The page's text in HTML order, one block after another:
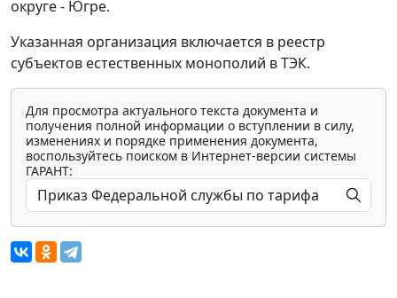
округе - Югре.
Указанная организация включается в реестр
субъектов естественных монополий в ТЭК.
Для просмотра актуального текста документа и
получения полной информации о вступлении в силу,
изменениях и порядке применения документа,
воспользуйтесь поиском в Интернет-версии системы
ГАРАНТ: